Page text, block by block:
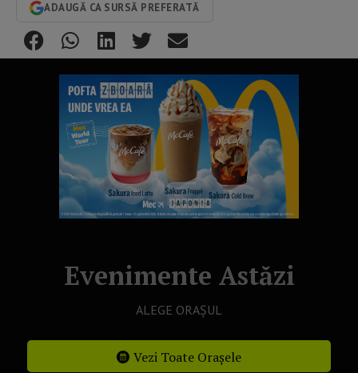
ADAUGĂ CA SURSĂ PREFERATĂ
Evenimente Astăzi
ALEGE ORAȘUL
Vezi Toate Orașele